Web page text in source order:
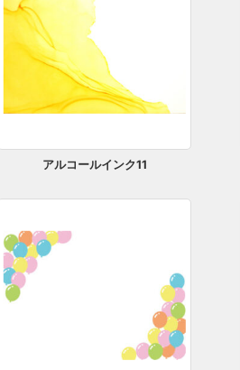
アルコールインク11